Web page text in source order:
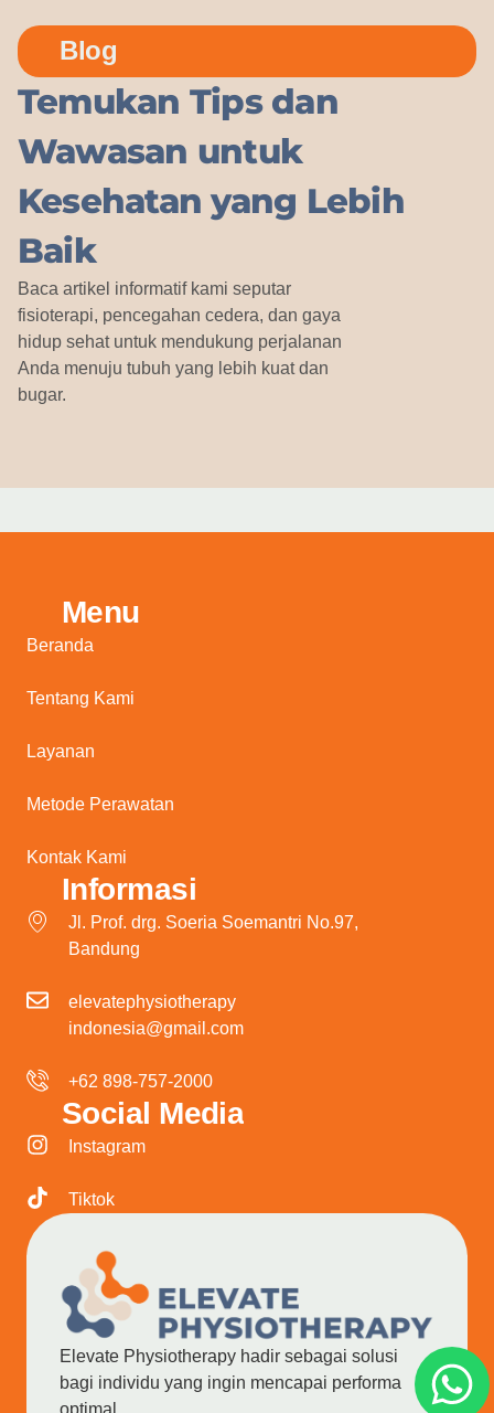
Blog
Temukan Tips dan
Wawasan untuk
Kesehatan yang Lebih
Baik
Baca artikel informatif kami seputar
fisioterapi, pencegahan cedera, dan gaya
hidup sehat untuk mendukung perjalanan
Anda menuju tubuh yang lebih kuat dan
bugar.
Menu
Beranda
Tentang Kami
Layanan
Metode Perawatan
Kontak Kami
Informasi
Jl. Prof. drg. Soeria Soemantri No.97,
Bandung
elevatephysiotherapy
indonesia@gmail.com
+62 898-757-2000
Social Media
Instagram
Tiktok
Elevate Physiotherapy hadir sebagai solusi
bagi individu yang ingin mencapai performa